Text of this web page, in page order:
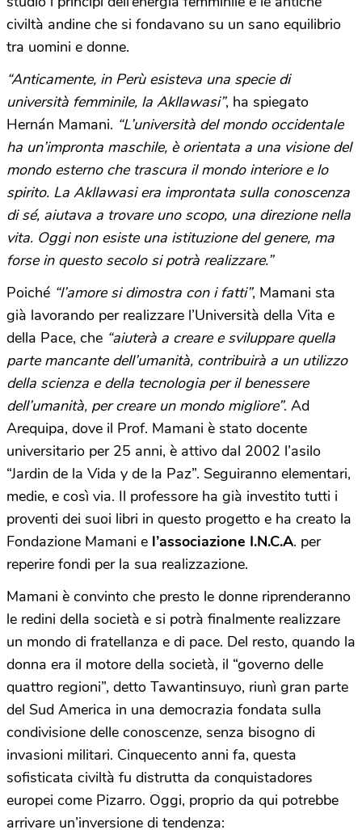
civiltà andine che si fondavano su un sano equilibrio
tra uomini e donne.
“Anticamente, in Perù esisteva una specie di
università femminile, la Akllawasi”, ha spiegato
Hernán Mamani. “L’università del mondo occidentale
ha un’impronta maschile, è orientata a una visione del
mondo esterno che trascura il mondo interiore e lo
spirito. La Akllawasi era improntata sulla conoscenza
di sé, aiutava a trovare uno scopo, una direzione nella
vita. Oggi non esiste una istituzione del genere, ma
forse in questo secolo si potrà realizzare.”
Poiché “l’amore si dimostra con i fatti”, Mamani sta
già lavorando per realizzare l’Università della Vita e
della Pace, che “aiuterà a creare e sviluppare quella
parte mancante dell’umanità, contribuirà a un utilizzo
della scienza e della tecnologia per il benessere
dell’umanità, per creare un mondo migliore”. Ad
Arequipa, dove il Prof. Mamani è stato docente
universitario per 25 anni, è attivo dal 2002 l’asilo
“Jardin de la Vida y de la Paz”. Seguiranno elementari,
medie, e così via. Il professore ha già investito tutti i
proventi dei suoi libri in questo progetto e ha creato la
Fondazione Mamani e l’associazione I.N.C.A. per
reperire fondi per la sua realizzazione.
Mamani è convinto che presto le donne riprenderanno
le redini della società e si potrà finalmente realizzare
un mondo di fratellanza e di pace. Del resto, quando la
donna era il motore della società, il “governo delle
quattro regioni”, detto Tawantinsuyo, riunì gran parte
del Sud America in una democrazia fondata sulla
condivisione delle conoscenze, senza bisogno di
invasioni militari. Cinquecento anni fa, questa
sofisticata civiltà fu distrutta da conquistadores
europei come Pizarro. Oggi, proprio da qui potrebbe
arrivare un’inversione di tendenza: